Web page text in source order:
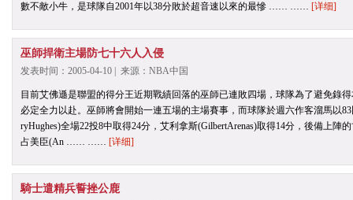
數不敵小牛，是球隊自2001年以38分敗於超音速以來的最慘 …… …… [详细]
巫師捍衛主場防七十六人入侵
发表时间：2005-04-10 | 来源：NBA中国
目前艾佛遜是聯盟的得分王近期戰績回落的巫師已連敗四場，球隊為了避免錄
必定全力以赴。巫師將會開始一連五場的主場賽事，而球隊於週六作客溜馬以
ryHughes)全場22投8中取得24分，艾利拿斯(GilbertArenas)取得14分，後備上陣
占美臣(An …… …… [详细]
騎士遣精兵誓挫公鹿